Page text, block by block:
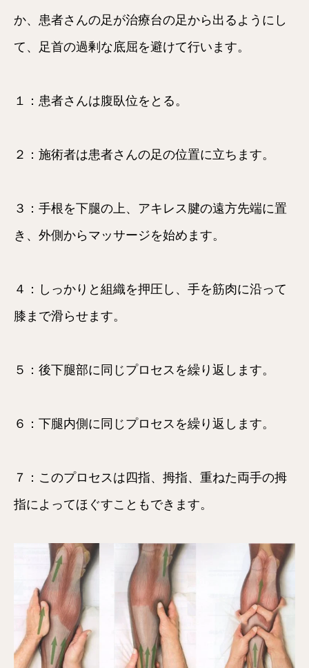
か、患者さんの足が治療台の足から出るようにし
て、足首の過剰な底屈を避けて行います。
１：患者さんは腹臥位をとる。
２：施術者は患者さんの足の位置に立ちます。
３：手根を下腿の上、アキレス腱の遠方先端に置
き、外側からマッサージを始めます。
４：しっかりと組織を押圧し、手を筋肉に沿って
膝まで滑らせます。
５：後下腿部に同じプロセスを繰り返します。
６：下腿内側に同じプロセスを繰り返します。
７：このプロセスは四指、拇指、重ねた両手の拇
指によってほぐすこともできます。